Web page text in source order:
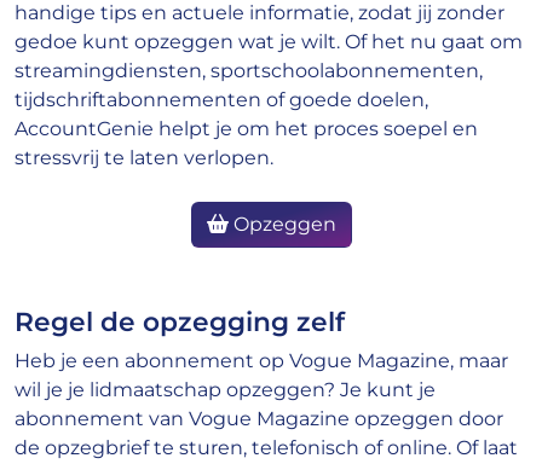
handige tips en actuele informatie, zodat jij zonder
gedoe kunt opzeggen wat je wilt. Of het nu gaat om
streamingdiensten, sportschoolabonnementen,
tijdschriftabonnementen of goede doelen,
AccountGenie helpt je om het proces soepel en
stressvrij te laten verlopen.
Opzeggen
Regel de opzegging zelf
Heb je een abonnement op Vogue Magazine, maar
wil je je lidmaatschap opzeggen? Je kunt je
abonnement van Vogue Magazine opzeggen door
de opzegbrief te sturen, telefonisch of online. Of laat